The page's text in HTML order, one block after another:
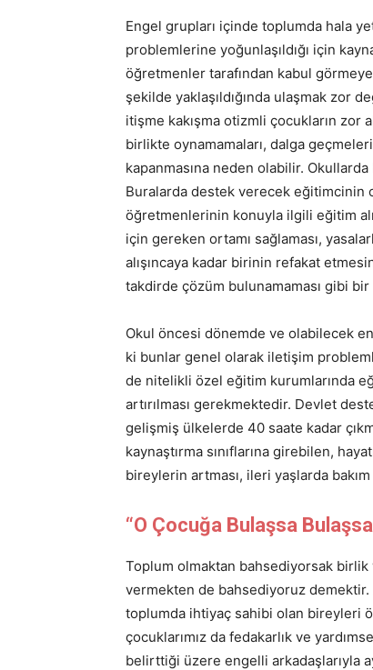
Engel grupları içinde toplumda hala
problemlerine yoğunlaşıldığı için
öğretmenler tarafından kabul
şekilde yaklaşıldığında ulaşmak zor
itişme kakışma otizmli çocukların zor
birlikte oynamamaları, dalga
kapanmasına neden olabilir.
Buralarda destek verecek eğitimcinin
öğretmenlerinin konuyla ilgili eğitim
için gereken ortamı sağlaması,
alışıncaya kadar birinin refakat
takdirde çözüm bulunamaması gibi
Okul öncesi dönemde ve olabilecek
ki bunlar genel olarak iletişim
de nitelikli özel eğitim kurumlarında
artırılması gerekmektedir. Devlet
gelişmiş ülkelerde 40 saate kadar
kaynaştırma sınıflarına girebilen,
bireylerin artması, ileri yaşlarda
“O Çocuğa Bulaşsa
Toplum olmaktan bahsediyorsak
vermekten de bahsediyoruz demektir.
toplumda ihtiyaç sahibi olan bireyleri
çocuklarımız da fedakarlık ve
belirttiği üzere engelli arkadaşlarıyla